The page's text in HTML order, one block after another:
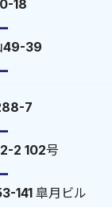
18
49-39
7
2 102号
141 皐月ビル